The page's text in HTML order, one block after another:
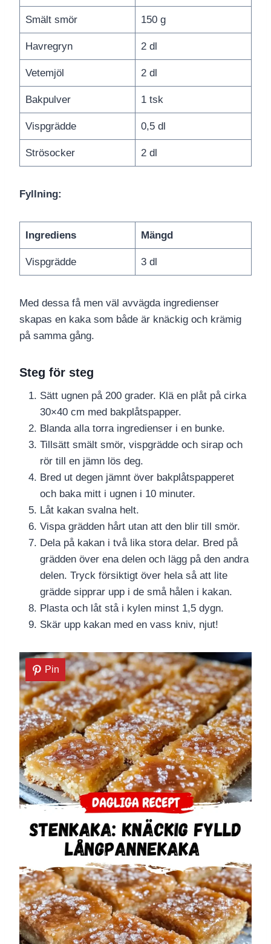
Smält smör 150 g
Havregryn 2 dl
Vetemjöl 2 dl
Bakpulver 1 tsk
Vispgrädde 0,5 dl
Strösocker 2 dl
Fyllning:
Ingrediens Mängd
Vispgrädde 3 dl
Med dessa få men väl avvägda ingredienser
skapas en kaka som både är knäckig och krämig
på samma gång.
Steg för steg
Sätt ugnen på 200 grader. Klä en plåt på cirka
30×40 cm med bakplåtspapper.
Blanda alla torra ingredienser i en bunke.
Tillsätt smält smör, vispgrädde och sirap och
rör till en jämn lös deg.
Bred ut degen jämnt över bakplåtspapperet
och baka mitt i ugnen i 10 minuter.
Låt kakan svalna helt.
Vispa grädden hårt utan att den blir till smör.
Dela på kakan i två lika stora delar. Bred på
grädden över ena delen och lägg på den andra
delen. Tryck försiktigt över hela så att lite
grädde sipprar upp i de små hålen i kakan.
Plasta och låt stå i kylen minst 1,5 dygn.
Skär upp kakan med en vass kniv, njut!
Pin